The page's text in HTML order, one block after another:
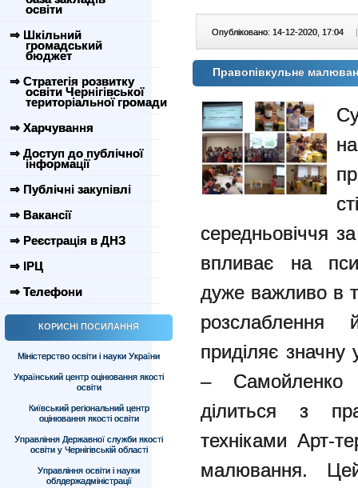
освіти
⇒ Шкільний
громадський
бюджет
⇒ Стратегія розвитку
освіти Чернігівської
територіальної громади
⇒ Харчування
⇒ Доступ до публічної
інформації
⇒ Публічні закупівлі
⇒ Вакансії
⇒ Реєстрація в ДНЗ
⇒ ІРЦ
⇒ Телефони
КОРИСНІ ПОСИЛАННЯ
Міністерство освіти і науки України
Український центр оцінювання якості
освіти
Київський регіональний центр
оцінювання якості освіти
Управління Державної служби якості
освіти у Чернігівській області
Управління освіти і науки
облдержадміністрації
Опубліковано: 14-12-2020, 17:04 |
Правопівкульне
середньовіччя
впливає на
дуже важливо в
приділяє значну
– Самойленко
ділиться з
техніками Арт-
малювання.